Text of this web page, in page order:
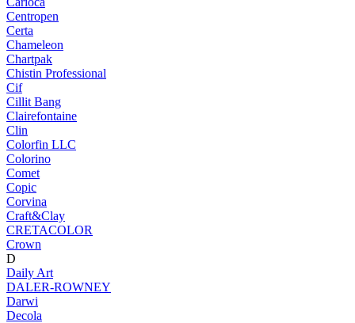
Centropen
Certa
Chameleon
Chartpak
Chistin Professional
Cif
Cillit Bang
Clairefontaine
Clin
Colorfin LLC
Colorino
Comet
Copic
Corvina
Craft&Clay
CRETACOLOR
Crown
D
Daily Art
DALER-ROWNEY
Darwi
Decola